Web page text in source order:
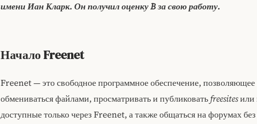
имени Иан Кларк. Он получил оценку B за свою работу.
Начало Freenet
Freenet — это свободное программное обеспечение,
обмениваться файлами, просматривать и публиковатьfreesitesили
доступные только через Freenet, а также общаться на форумах без